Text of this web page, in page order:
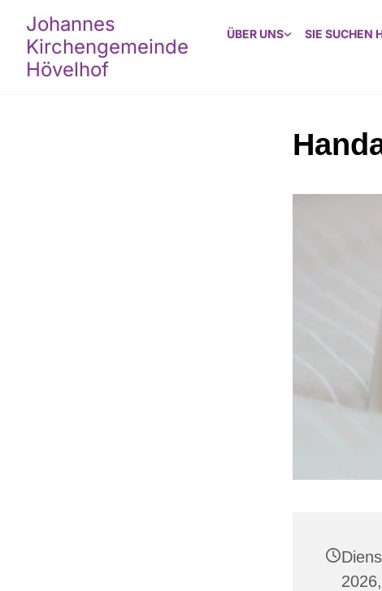
Johannes
Kirchengemeinde
Hövelhof
ÜBER UNS SIE SUCHEN